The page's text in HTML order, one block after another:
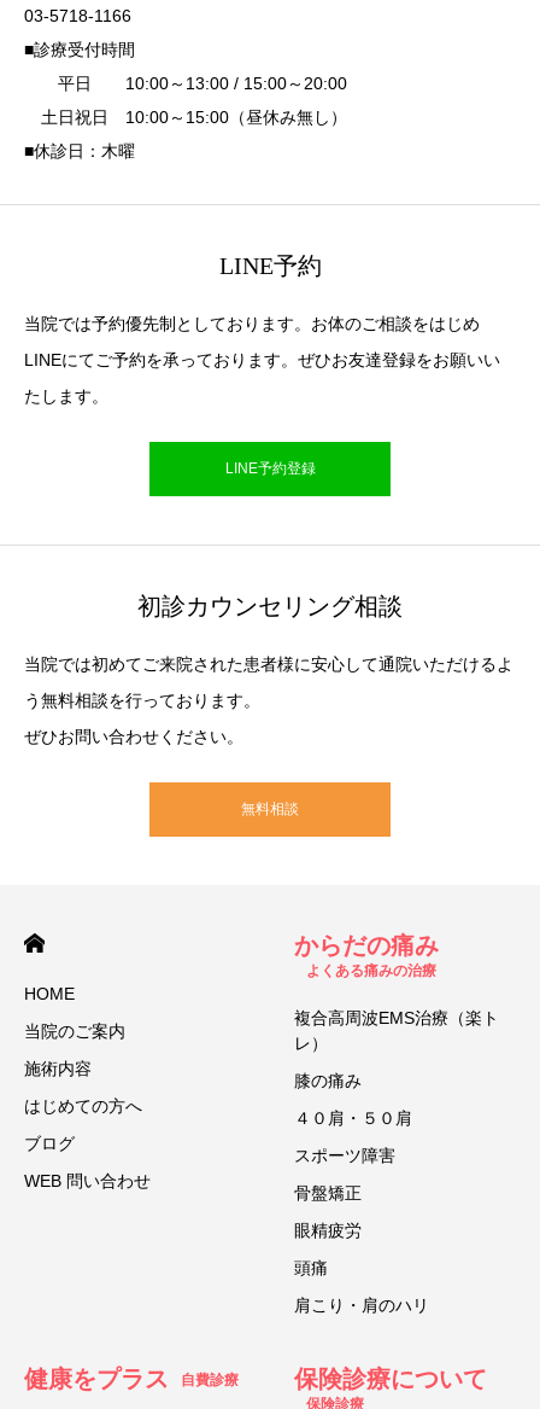
03-5718-1166
■診療受付時間
平日 10:00～13:00 / 15:00～20:00
土日祝日 10:00～15:00（昼休み無し）
■休診日：木曜
LINE予約
当院では予約優先制としております。お体のご相談をはじめ
LINEにてご予約を承っております。ぜひお友達登録をお願いい
たします。
LINE予約登録
初診カウンセリング相談
当院では初めてご来院された患者様に安心して通院いただけるよ
う無料相談を行っております。
ぜひお問い合わせください。
無料相談
HOME
当院のご案内
施術内容
はじめての方へ
ブログ
WEB 問い合わせ
からだの痛み
よくある痛みの治療
複合高周波EMS治療（楽ト
レ）
膝の痛み
４０肩・５０肩
スポーツ障害
骨盤矯正
眼精疲労
頭痛
肩こり・肩のハリ
健康をプラス 自費診療 保険診療について
保険診療